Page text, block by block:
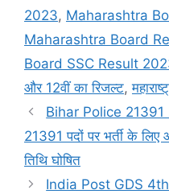
2023, Maharashtra
Maharashtra Board
Board SSC Result
और 12वीं का रिजल्ट,
Bihar Police 21391
21391 पदों पर भर्ती के लिए
तिथि घोषित
India Post GDS